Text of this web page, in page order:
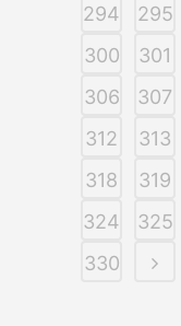
294
295
300
301
306
307
312
313
318
319
324
325
330